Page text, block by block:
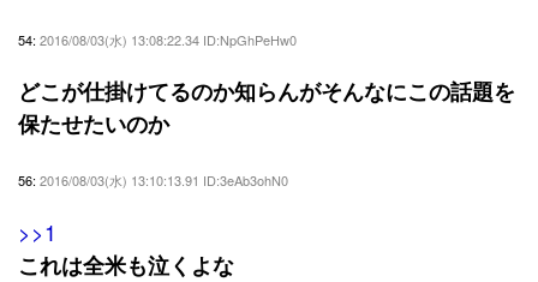
54: 2016/08/03(水) 13:08:22.34 ID:NpGhPeHw0
どこが仕掛けてるのか知らんがそんなにこの話題を
保たせたいのか
56: 2016/08/03(水) 13:10:13.91 ID:3eAb3ohN0
>>1
これは全米も泣くよな